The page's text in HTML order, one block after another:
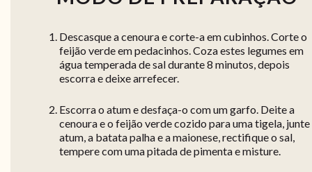
Descasque a cenoura e corte-a em cubinhos. Corte o
feijão verde em pedacinhos. Coza estes legumes em
água temperada de sal durante 8 minutos, depois
escorra e deixe arrefecer.
Escorra o atum e desfaça-o com um garfo. Deite a
cenoura e o feijão verde cozido para uma tigela, junte
atum, a batata palha e a maionese, rectifique o sal,
tempere com uma pitada de pimenta e misture.